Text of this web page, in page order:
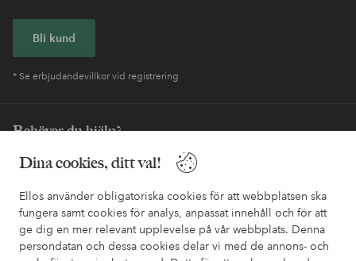
Dina cookies, ditt val!
Ellos använder obligatoriska cookies för att webbplatsen ska
fungera samt cookies för analys, anpassat innehåll och för att
ge dig en mer relevant upplevelse på vår webbplats. Denna
persondatan och dessa cookies delar vi med de annons- och
Bli kund
* Se erbjudandevillkor vid registrering
Behöver du hjälp?
I vår FAQ hittar du svaren på de vanligaste frågorna. Här finns
också information om hur du enklast kontaktar oss.
Kundservice Beställning Betalsätt